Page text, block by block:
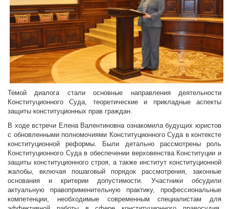
Темой диалога стали основные направления деятельности
Конституционного Суда, теоретические и прикладные аспекты
защиты конституционных прав граждан.
В ходе встречи Елена Валентиновна ознакомила будущих юристов
с обновленными полномочиями Конституционного Суда в контексте
конституционной реформы. Были детально рассмотрены роль
Конституционного Суда в обеспечении верховенства Конституции и
защиты конституционного строя, а также институт конституционной
жалобы, включая пошаговый порядок рассмотрения, законные
основания и критерии допустимости. Участники обсудили
актуальную правоприменительную практику, профессиональные
компетенции, необходимые современным специалистам для